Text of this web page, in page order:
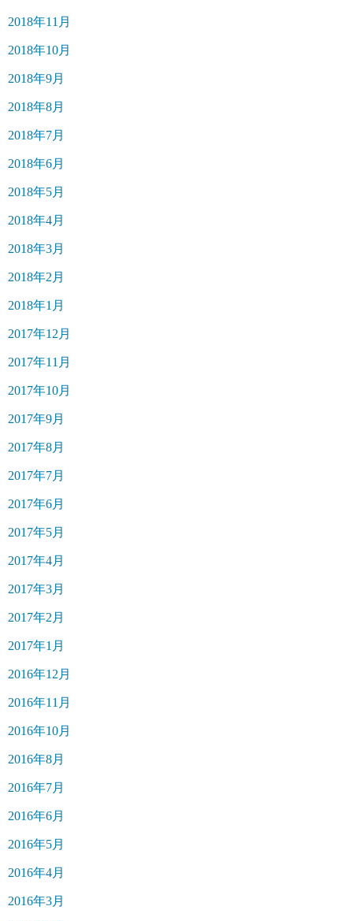
2018年11月
2018年10月
2018年9月
2018年8月
2018年7月
2018年6月
2018年5月
2018年4月
2018年3月
2018年2月
2018年1月
2017年12月
2017年11月
2017年10月
2017年9月
2017年8月
2017年7月
2017年6月
2017年5月
2017年4月
2017年3月
2017年2月
2017年1月
2016年12月
2016年11月
2016年10月
2016年8月
2016年7月
2016年6月
2016年5月
2016年4月
2016年3月